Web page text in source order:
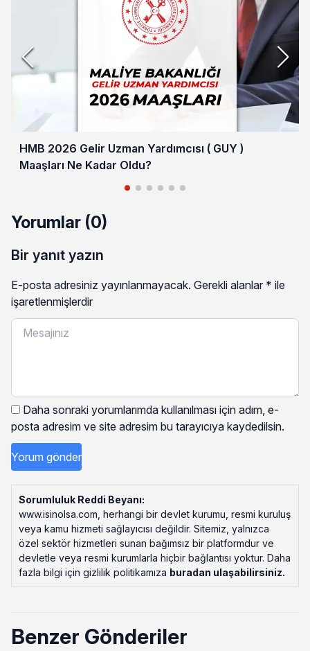
HMB 2026 Gelir Uzman Yardımcısı ( GUY )
Maaşları Ne Kadar Oldu?
Yorumlar (0)
Bir yanıt yazın
E-posta adresiniz yayınlanmayacak. Gerekli alanlar * ile
işaretlenmişlerdir
Daha sonraki yorumlarımda kullanılması için adım, e-
posta adresim ve site adresim bu tarayıcıya kaydedilsin.
Sorumluluk Reddi Beyanı:
www.isinolsa.com, herhangi bir devlet kurumu, resmi kuruluş
veya kamu hizmeti sağlayıcısı değildir. Sitemiz, yalnızca
özel sektör hizmetleri sunan bağımsız bir platformdur ve
devletle veya resmi kurumlarla hiçbir bağlantısı yoktur. Daha
fazla bilgi için gizlilik politikamıza buradan ulaşabilirsiniz.
Benzer Gönderiler